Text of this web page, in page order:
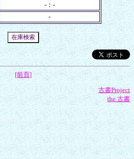
-：-
-
[前頁]
古書Project
the 古書